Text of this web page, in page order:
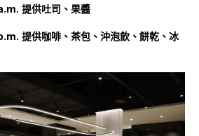
提供吐司、果醬
提供咖啡、茶包、沖泡飲、 餅乾、 冰